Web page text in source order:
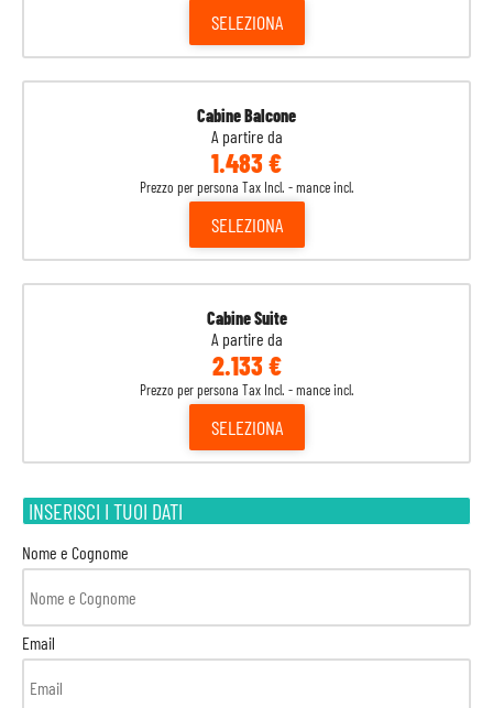
SELEZIONA
Cabine Balcone
A partire da
1.483 €
Prezzo per persona Tax Incl. - mance incl.
SELEZIONA
Cabine Suite
A partire da
2.133 €
Prezzo per persona Tax Incl. - mance incl.
SELEZIONA
INSERISCI I TUOI DATI
Nome e Cognome
Email